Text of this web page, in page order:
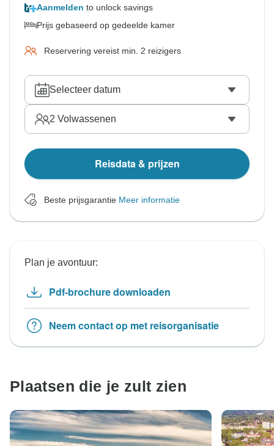
Aanmelden to unlock savings
Prijs gebaseerd op gedeelde kamer
Reservering vereist min. 2 reizigers
Selecteer datum
2 Volwassenen
Reisdata & prijzen
Beste prijsgarantie Meer informatie
Plan je avontuur:
Pdf-brochure downloaden
Neem contact op met reisorganisatie
Plaatsen die je zult zien